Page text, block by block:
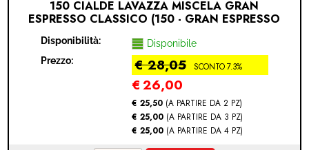
150 CIALDE LAVAZZA MISCELA GRAN
ESPRESSO CLASSICO (150 - GRAN ESPRESSO
Disponibilità:
Disponibile
Prezzo:
€ 28,05 SCONTO 7.3%
€26,00
€ 25,50 (A PARTIRE DA 2 PZ)
€ 25,00 (A PARTIRE DA 3 PZ)
€ 25,00 (A PARTIRE DA 4 PZ)